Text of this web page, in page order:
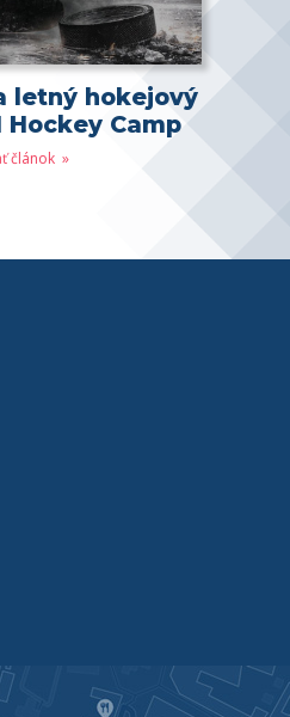
letný hokejový
Hockey Camp
článok